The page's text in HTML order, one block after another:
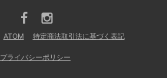
ATOM 特定商法取引法に基づく表記
プライバシーポリシー